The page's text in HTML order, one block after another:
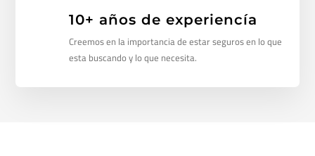
10+ años de experiencía
Creemos en la importancia de estar seguros en lo que
esta buscando y lo que necesita.